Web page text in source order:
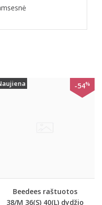
-54%
Beedees raštuotos
38/M 36(S) 40(L) dydžio